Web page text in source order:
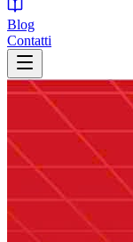
Blog
Contatti